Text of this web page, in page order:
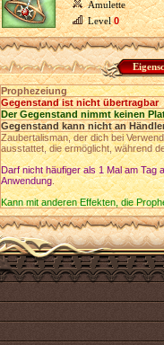
Amulette
Level0
Prophezeiung
Gegenstand ist nicht übertragbar
Der Gegenstand nimmt keinen
Gegenstand kann nicht an
Zaubertalisman, der dich bei
ausstattet, die ermöglicht, während
Darf nicht häufiger als 1 Mal am Tag
Anwendung.
Kann mit anderen Effekten, die